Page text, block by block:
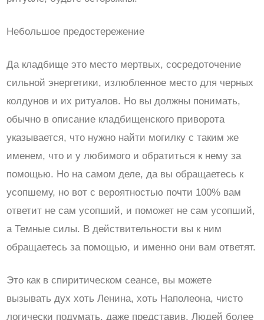
Небольшое предостережение
Да кладбище это место мертвых, сосредоточение
сильной энергетики, излюбленное место для черных
колдунов и их ритуалов. Но вы должны понимать,
обычно в описание кладбищенского приворота
указывается, что нужно найти могилку с таким же
именем, что и у любимого и обратиться к нему за
помощью. Но на самом деле, да вы обращаетесь к
усопшему, но вот с вероятностью почти 100% вам
ответит не сам усопший, и поможет не сам усопший,
а Темные силы. В действительности вы к ним
обращаетесь за помощью, и именно они вам ответят.
Это как в спиритическом сеансе, вы можете
вызывать дух хоть Ленина, хоть Наполеона, чисто
логически подумать, даже представив. Людей более